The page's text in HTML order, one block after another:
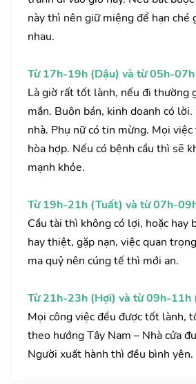
này thì nên giữ miệng để hạn ché
nhau.
Từ 17h-19h (Dậu) và từ 05h-
Là giờ rất tốt lành, nếu đi thường
mắn. Buôn bán, kinh doanh có
nhà. Phụ nữ có tin mừng. Mọi
hòa hợp. Nếu có bệnh cầu thì sẽ
mạnh khỏe.
Từ 19h-21h (Tuất) và từ 07h-
Cầu tài thì không có lợi, hoặc hay
hay thiệt, gặp nạn, việc quan
ma quỷ nên cúng tế thì mới an.
Từ 21h-23h (Hợi) và từ 09h-11h
Mọi công việc đều được tốt lành,
theo hướng Tây Nam – Nhà cửa
Người xuất hành thì đều bình yên.